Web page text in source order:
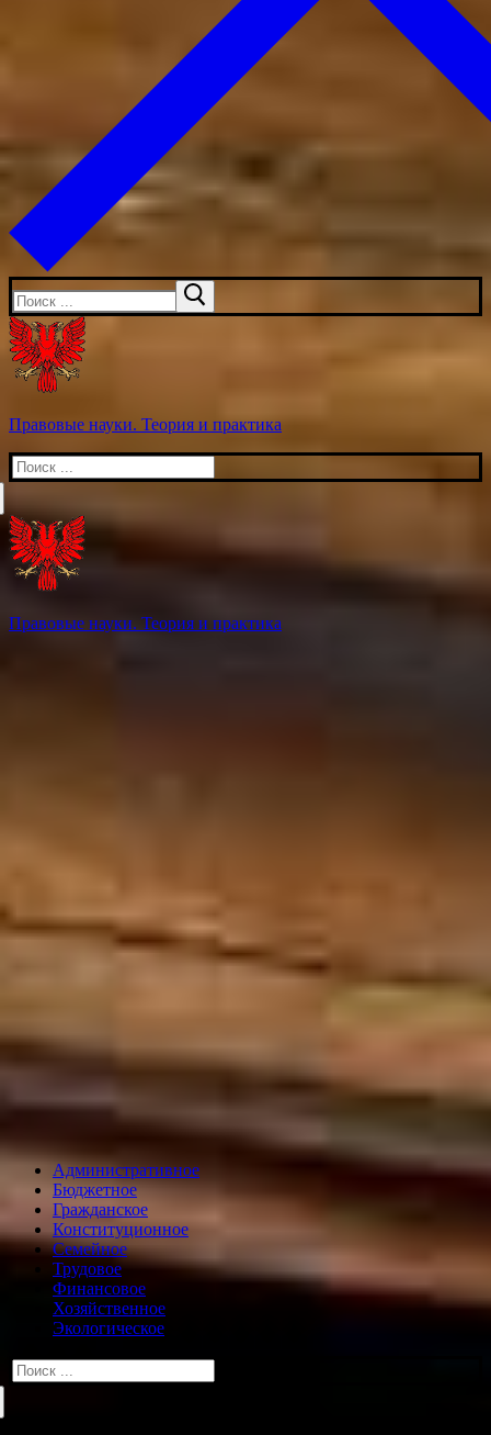
Искать:
Правовые науки. Теория и практика
Искать:
Правовые науки. Теория и практика
Административное
Бюджетное
Гражданское
Конституционное
Семейное
Трудовое
Финансовое
Хозяйственное
Экологическое
Искать: